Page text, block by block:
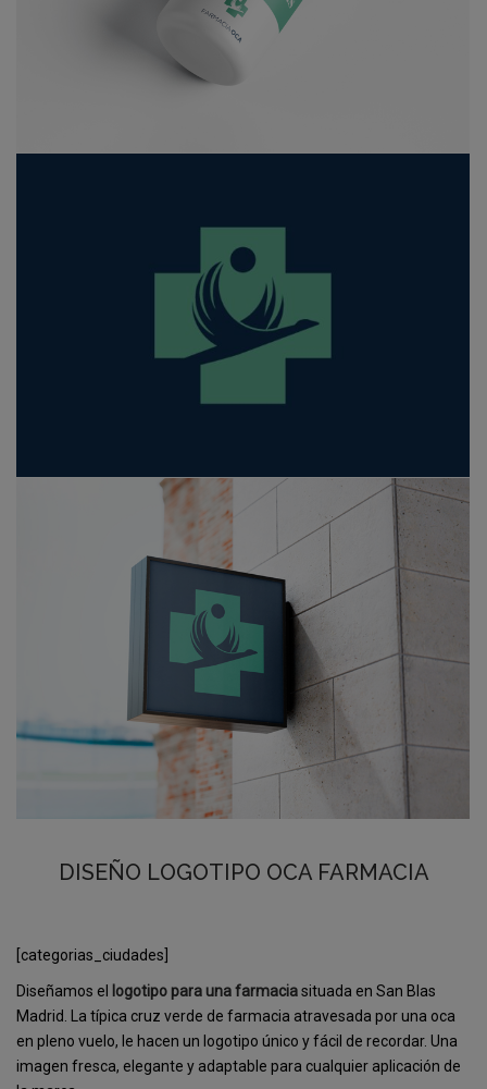
DISEÑO LOGOTIPO OCA FARMACIA
[categorias_ciudades]
Diseñamos el logotipo para una farmaciasituada en San Blas
Madrid. La típica cruz verde de farmacia atravesada por una oca
en pleno vuelo, le hacen un logotipo único y fácil de recordar. Una
imagen fresca, elegante y adaptable para cualquier aplicación de